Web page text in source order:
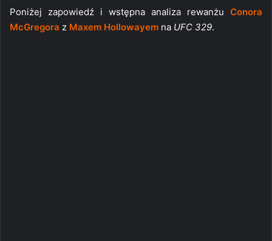
Poniżej zapowiedź i wstępna analiza rewanżu Conora
McGregora z Maxem Hollowayem na UFC 329.